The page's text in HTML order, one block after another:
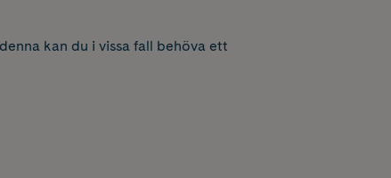
kan du i vissa fall behöva ett